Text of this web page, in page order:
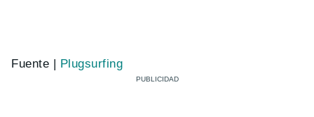
Fuente | Plugsurfing